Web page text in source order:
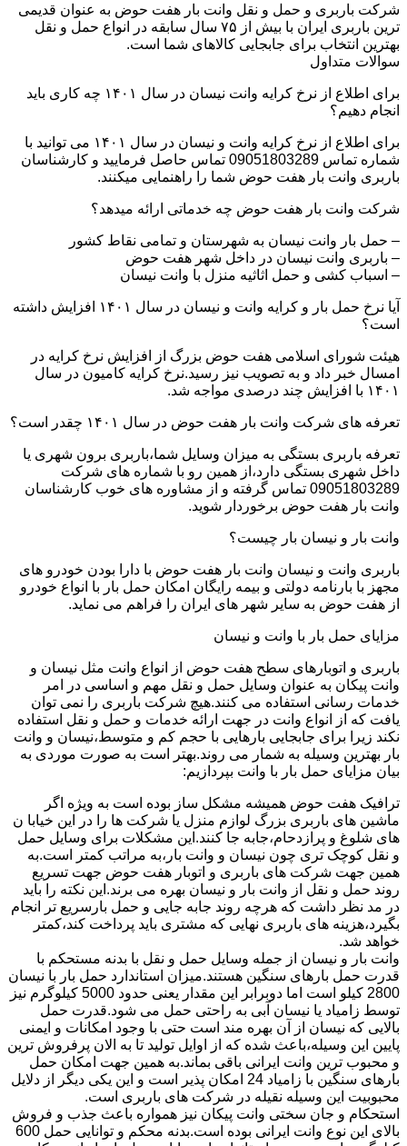
شرکت باربری و حمل و نقل وانت بار هفت حوض به عنوان قدیمی
ترین باربری ایران با بیش از ۷۵ سال سابقه در انواع حمل و نقل
بهترین انتخاب برای جابجایی کالاهای شما است.
سوالات متداول
برای اطلاع از نرخ کرایه وانت نیسان در سال ۱۴۰۱ چه کاری باید
انجام دهیم؟
برای اطلاع از نرخ کرایه وانت و نیسان در سال ۱۴۰۱ می توانید با
شماره تماس 09051803289 تماس حاصل فرمایید و کارشناسان
باربری وانت بار هفت حوض شما را راهنمایی میکنند.
شرکت وانت بار هفت حوض چه خدماتی ارائه میدهد؟
– حمل بار وانت نیسان به شهرستان و تمامی نقاط کشور
– باربری وانت نیسان در داخل شهر هفت حوض
– اسباب کشی و حمل اثاثیه منزل با وانت نیسان
آیا نرخ حمل بار و کرایه وانت و نیسان در سال ۱۴۰۱ افزایش داشته
است؟
هیئت شورای اسلامی هفت حوض بزرگ از افزایش نرخ کرایه در
امسال خبر داد و به تصویب نیز رسید.نرخ کرایه کامیون در سال
۱۴۰۱ با افزایش چند درصدی مواجه شد.
تعرفه های شرکت وانت بار هفت حوض در سال ۱۴۰۱ چقدر است؟
تعرفه باربری بستگی به میزان وسایل شما،باربری برون شهری یا
داخل شهری بستگی دارد،از همین رو با شماره های شرکت
09051803289 تماس گرفته و از مشاوره های خوب کارشناسان
وانت بار هفت حوض برخوردار شوید.
وانت بار و نیسان بار چیست؟
باربری وانت و نیسان وانت بار هفت حوض با دارا بودن خودرو های
مجهز با بارنامه دولتی و بیمه رایگان امکان حمل بار با انواع خودرو
از هفت حوض به سایر شهر های ایران را فراهم می نماید.
مزایای حمل بار با وانت و نیسان
باربری و اتوبارهای سطح هفت حوض از انواع وانت مثل نیسان و
وانت پیکان به عنوان وسایل حمل و نقل مهم و اساسی در امر
خدمات رسانی استفاده می کنند.هیچ شرکت باربری را نمی توان
یافت که از انواع وانت در جهت ارائه خدمات و حمل و نقل استفاده
نکند زیرا برای جابجایی بارهایی با حجم کم و متوسط،نیسان و وانت
بار بهترین وسیله به شمار می روند.بهتر است به صورت موردی به
بیان مزایای حمل بار با وانت بپردازیم:
ترافیک هفت حوض همیشه مشکل ساز بوده است به ویژه اگر
ماشین های باربری بزرگ لوازم منزل یا شرکت ها را در این خیابا ن
های شلوغ و پرازدحام،جابه جا کنند.این مشکلات برای وسایل حمل
و نقل کوچک تری چون نیسان و وانت بار،به مراتب کمتر است.به
همین جهت شرکت های باربری و اتوبار هفت حوض جهت تسریع
روند حمل و نقل از وانت بار و نیسان بهره می برند.این نکته را باید
در مد نظر داشت که هرچه روند جابه جایی و حمل بارسریع تر انجام
بگیرد،هزینه های باربری نهایی که مشتری باید پرداخت کند،کمتر
خواهد شد.
وانت بار و نیسان از جمله وسایل حمل و نقل با بدنه مستحکم با
قدرت حمل بارهای سنگین هستند.میزان استاندارد حمل بار با نیسان
2800 کیلو است اما دوبرابر این مقدار یعنی حدود 5000 کیلوگرم نیز
توسط زامیاد یا نیسان آبی به راحتی حمل می شود.قدرت حمل
بالایی که نیسان از آن بهره مند است حتی با وجود امکانات و ایمنی
پایین این وسیله،باعث شده که از اوایل تولید تا به الان پرفروش ترین
و محبوب ترین وانت ایرانی باقی بماند.به همین جهت امکان حمل
بارهای سنگین با زامیاد 24 امکان پذیر است و این یکی دیگر از دلایل
محبوبیت این وسیله نقیله در شرکت های باربری است.
استحکام و جان سختی وانت پیکان نیز همواره باعث جذب و فروش
بالای این نوع وانت ایرانی بوده است.بدنه محکم و توانایی حمل 600